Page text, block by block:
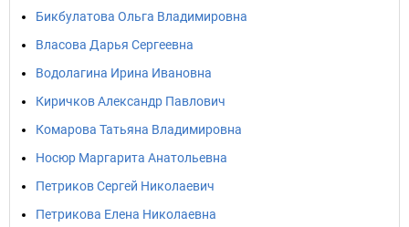
Бикбулатова Ольга Владимировна
Власова Дарья Сергеевна
Водолагина Ирина Ивановна
Киричков Александр Павлович
Комарова Татьяна Владимировна
Носюр Маргарита Анатольевна
Петриков Сергей Николаевич
Петрикова Елена Николаевна